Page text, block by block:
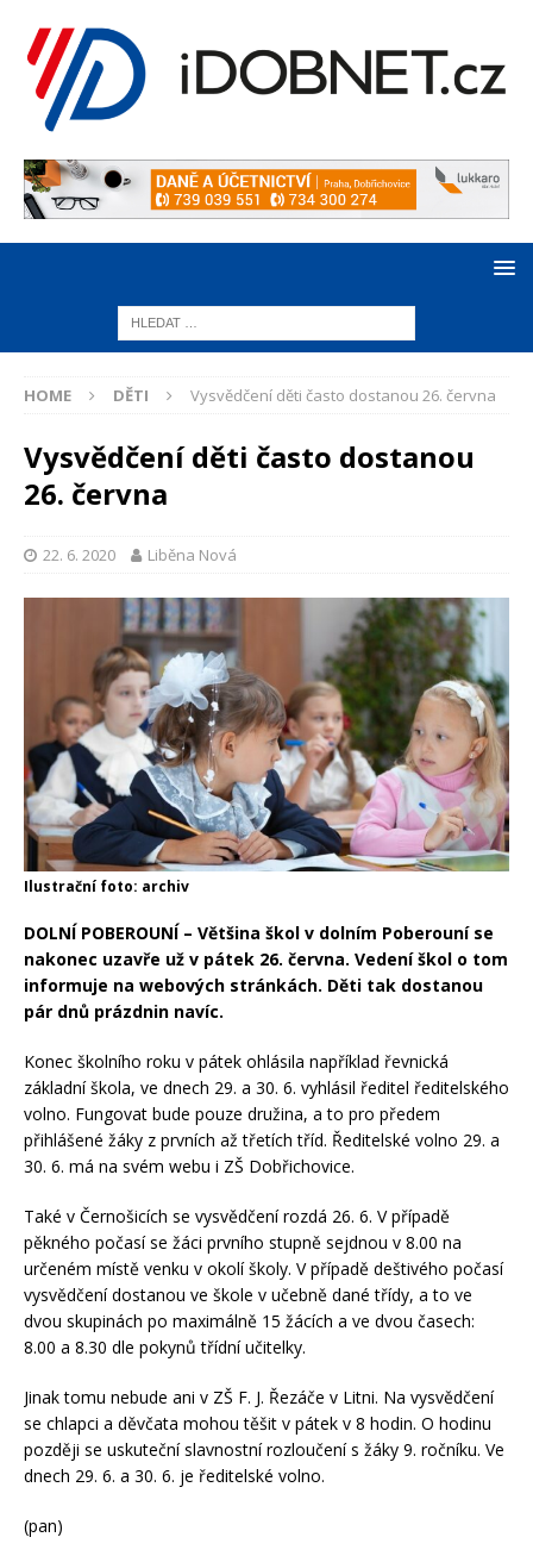
HOME DĚTI Vysvědčení děti často dostanou 26. června
Vysvědčení děti často dostanou
26. června
22. 6. 2020 Liběna Nová
Ilustrační foto: archiv
DOLNÍ POBEROUNÍ – Většina škol v dolním Poberouní se
nakonec uzavře už v pátek 26. června. Vedení škol o tom
informuje na webových stránkách. Děti tak dostanou
pár dnů prázdnin navíc.
Konec školního roku v pátek ohlásila například řevnická
základní škola, ve dnech 29. a 30. 6. vyhlásil ředitel ředitelského
volno. Fungovat bude pouze družina, a to pro předem
přihlášené žáky z prvních až třetích tříd. Ředitelské volno 29. a
30. 6. má na svém webu i ZŠ Dobřichovice.
Také v Černošicích se vysvědčení rozdá 26. 6. V případě
pěkného počasí se žáci prvního stupně sejdnou v 8.00 na
určeném místě venku v okolí školy. V případě deštivého počasí
vysvědčení dostanou ve škole v učebně dané třídy, a to ve
dvou skupinách po maximálně 15 žácích a ve dvou časech:
8.00 a 8.30 dle pokynů třídní učitelky.
Jinak tomu nebude ani v ZŠ F. J. Řezáče v Litni. Na vysvědčení
se chlapci a děvčata mohou těšit v pátek v 8 hodin. O hodinu
později se uskuteční slavnostní rozloučení s žáky 9. ročníku. Ve
dnech 29. 6. a 30. 6. je ředitelské volno.
(pan)